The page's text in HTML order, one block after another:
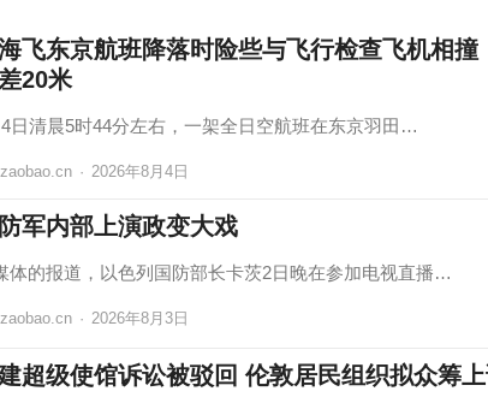
飞东京航班降落时险些与飞行检查飞机相撞
20米
日清晨5时44分左右，一架全日空航班在东京羽田…
zaobao.cn · 2026年8月4日
军内部上演政变大戏
体的报道，以色列国防部长卡茨2日晚在参加电视直播…
zaobao.cn · 2026年8月3日
超级使馆诉讼被驳回 伦敦居民组织拟众筹